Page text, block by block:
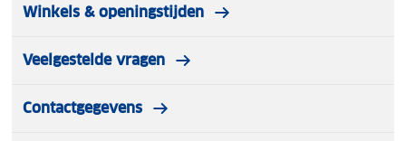
Winkels & openingstijden
Veelgestelde vragen
Contactgegevens